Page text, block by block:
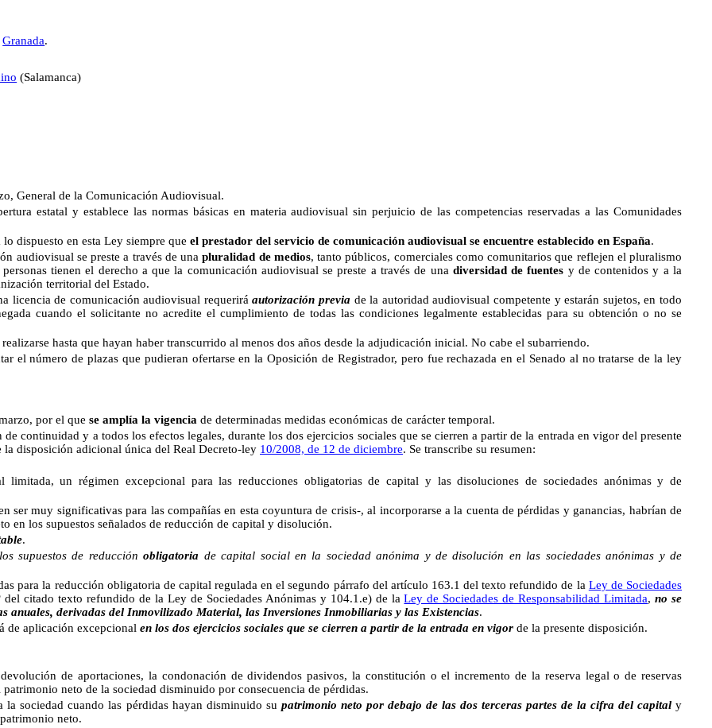
Granada.
(Salamanca)
General de la Comunicación Audiovisual.
estatal y establece las normas básicas en materia audiovisual sin perjuicio de las competencias reservadas a las Comunidades
en esta Ley siempre que el prestador del servicio de comunicación audiovisual se encuentre establecido en España.
se preste a través de unapluralidad de medios, tanto públicos, comerciales como comunitarios que reflejen el pluralismo
tienen el derecho a que la comunicación audiovisual se preste a través de una diversidad de fuentes y de contenidos y a la
territorial del Estado.
licencia de comunicación audiovisual requeriráautorización previa de la autoridad audiovisual competente y estarán sujetos, en todo
cuando el solicitante no acredite el cumplimiento de todas las condiciones legalmente establecidas para su obtención o no se
hasta que hayan haber transcurrido al menos dos años desde la adjudicación inicial. No cabe el subarriendo.
de plazas que pudieran ofertarse en la Oposición de Registrador, pero fue rechazada en el Senado al no tratarse de la ley
por el que se amplía la vigencia de determinadas medidas económicas de carácter temporal.
de continuidad y a todos los efectos legales, durante los dos ejercicios sociales que se cierren a partir de la entrada en vigor del presente
disposición adicional única del Real Decreto-ley 10/2008, de 12 de diciembre. Se transcribe su resumen:
un régimen excepcional para las reducciones obligatorias de capital y las disoluciones de sociedades anónimas y de
ser muy significativas para las compañías en esta coyuntura de crisis-, al incorporarse a la cuenta de pérdidas y ganancias, habrían de
en los supuestos señalados de reducción de capital y disolución.
.
supuestos de reducciónobligatoria de capital social en la sociedad anónima y de disolución en las sociedades anónimas y de
para la reducción obligatoria de capital regulada en el segundo párrafo del artículo 163.1 del texto refundido de la Ley de Sociedades
citado texto refundido de la Ley de Sociedades Anónimas y 104.1.e) de laLey de Sociedades de Responsabilidad Limitada,no se
anuales, derivadas del Inmovilizado Material, las Inversiones Inmobiliarias y las Existencias.
de aplicación excepcionalen los dos ejercicios sociales que se cierren a partir de la entrada en vigor de la presente disposición.
de aportaciones, la condonación de dividendos pasivos, la constitución o el incremento de la reserva legal o de reservas
neto de la sociedad disminuido por consecuencia de pérdidas.
la sociedad cuando las pérdidas hayan disminuido su patrimonio neto por debajo de las dos terceras partes de la cifra del capital y
neto.